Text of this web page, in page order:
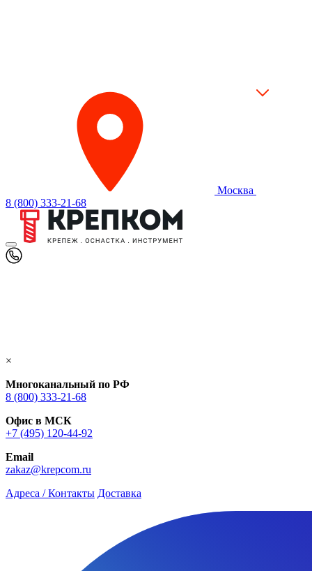
Москва
8 (800) 333-21-68
×
Многоканальный по РФ
8 (800) 333‑21-68
Офис в МСК
+7 (495) 120-44-92
Email
zakaz@krepcom.ru
Адреса / Контакты Доставка